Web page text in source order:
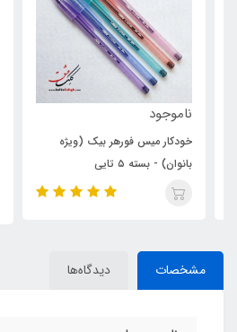
ناموجود
خودکار میس فورهر بیک (ویژه
بانوان) - بسته ۵ تایی
مشخصات دیدگاه‌ها